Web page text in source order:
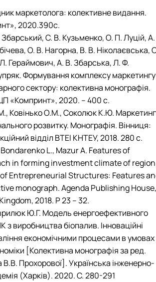
маркетолога: колективне видання.
2020.390с.
Збарський, С. В. Кузьменко, О. П. Луцій, А.
О. В. Нагорна, В. В. Ніколаєвська,
Гераймович, А. В. Збарська, Л. Ф.
Формування комплексу маркетингу
сектору: колективна монографія.
«Компринт», 2020. – 400 с.
Ковінько О.М., Соколюк К.Ю. Маркетинг
розвитку. Монографія. Вінниця:
відділ ВТЕІ КНТЕУ, 2018. 280 с.
L., Mazur A. Features of
in forming investment climate of
Entrepreneurial Structures: Features
monograph. Agenda Publishing House,
2018. P 23 – 32.
Ю.Г. Модель енергоефективного
з виробництва біопалив. Інноваційні
економічними процесами в умовах
[Колективна монографія за ред.
Прохорової]. Українська інженерно-
(Харків). 2020. С. 280-291